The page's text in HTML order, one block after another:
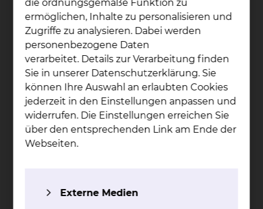
Zusammenstellung unserer Speisen
möchten wir zu Ihrem Wohlbefinden
beitragen. Wir bieten Ihnen eine Auswahl an
Getränken, Zwischenmahlzeiten und
regionalen Speisen.
Patientenservice: Im Rahmen von
Servicerunden besuchen Sie die
Mitarbeiterinnen und Mitarbeiter des
Serviceteams täglich und offerieren Ihnen
Snacks und Getränke
Sharemagazines Premium (RTL+, Video und
können Sharemagazines mit Ihrem
die ordnungsgemäße Funktion zu
ermöglichen, Inhalte zu personalisieren und
Zugriffe zu analysieren. Dabei werden
personenbezogene Daten
verarbeitet. Details zur Verarbeitung finden
Sie in unserer Datenschutzerklärung. Sie
können Ihre Auswahl an erlaubten Cookies
jederzeit in den Einstellungen anpassen und
widerrufen. Die Einstellungen erreichen Sie
über den entsprechenden Link am Ende der
Webseiten.
Externe Medien